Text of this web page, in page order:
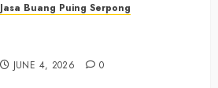
Jasa Buang Puing Serpong
JUNE 4, 2026 0